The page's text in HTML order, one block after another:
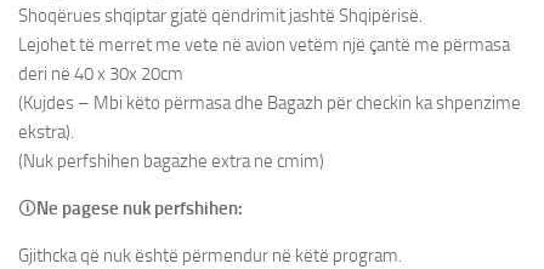
Shoqërues shqiptar gjatë qëndrimit jashtë Shqipërisë.
Lejohet të merret me vete në avion vetëm një çantë me përmasa
deri në 40 x 30x 20cm
(Kujdes – Mbi këto përmasa dhe Bagazh për checkin ka shpenzime
ekstra).
(Nuk perfshihen bagazhe extra ne cmim)
🛈Ne pagese nuk perfshihen:
Gjithcka që nuk është përmendur në këtë program.